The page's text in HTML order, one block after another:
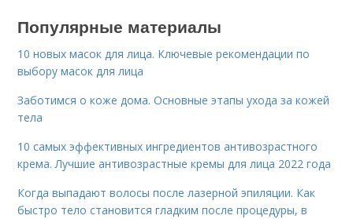
Популярные материалы
10 новых масок для лица. Ключевые рекомендации по
выбору масок для лица
Заботимся о коже дома. Основные этапы ухода за кожей
тела
10 самых эффективных ингредиентов антивозрастного
крема. Лучшие антивозрастные кремы для лица 2022 года
Когда выпадают волосы после лазерной эпиляции. Как
быстро тело становится гладким после процедуры, в